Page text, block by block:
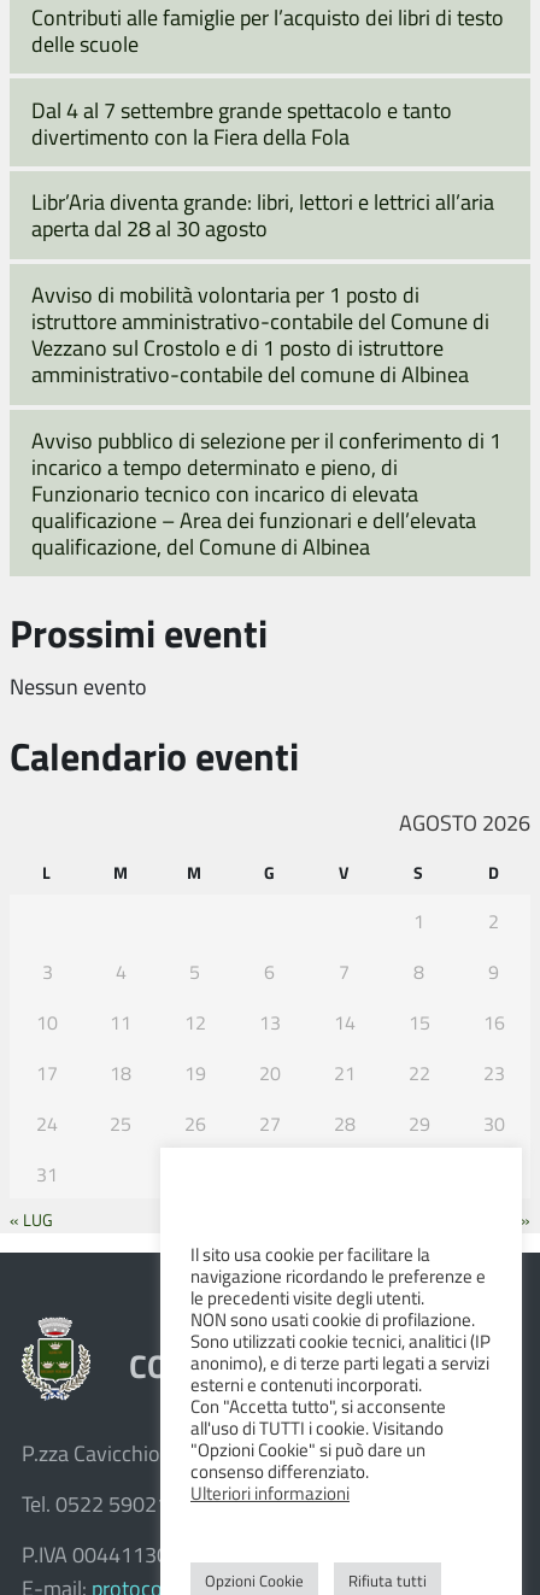
Contributi alle famiglie per l’acquisto dei libri di testo
delle scuole
Dal 4 al 7 settembre grande spettacolo e tanto
divertimento con la Fiera della Fola
Libr’Aria diventa grande: libri, lettori e lettrici all’aria
aperta dal 28 al 30 agosto
Avviso di mobilità volontaria per 1 posto di
istruttore amministrativo-contabile del Comune di
Vezzano sul Crostolo e di 1 posto di istruttore
amministrativo-contabile del comune di Albinea
Avviso pubblico di selezione per il conferimento di 1
incarico a tempo determinato e pieno, di
Funzionario tecnico con incarico di elevata
qualificazione – Area dei funzionari e dell’elevata
qualificazione, del Comune di Albinea
Prossimi eventi
Nessun evento
Calendario eventi
AGOSTO 2026
L M M G V S D
1
2
3
4 5 6 7 8
9
10
11 12 13 14 15
16
17
18 19 20 21 22
23
24
25 26 27 28 29
30
31
« LUG SET »
COMUNE DI ALBINEA
P.zza Cavicchioni, 8 – 42020 Albinea (R.E.)
Tel. 0522 590211 – Fax 0522 590236
P.IVA 00441130358
E-mail: protocollo@comune.albinea.re.it
Il sito usa cookie per facilitare la
navigazione ricordando le preferenze e
le precedenti visite degli utenti.
NON sono usati cookie di profilazione.
Sono utilizzati cookie tecnici, analitici (IP
anonimo), e di terze parti legati a servizi
esterni e contenuti incorporati.
Con "Accetta tutto", si acconsente
all'uso di TUTTI i cookie. Visitando
"Opzioni Cookie" si può dare un
consenso differenziato.
Ulteriori informazioni
Opzioni Cookie Rifiuta tutti